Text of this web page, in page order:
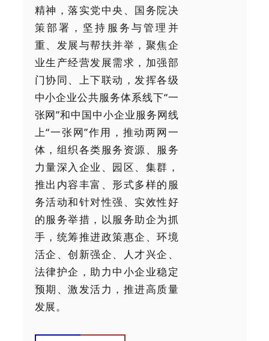
精神，落实党中央、国务院决
策部署，坚持服务与管理并
重、发展与帮扶并举，聚焦企
业生产经营发展需求，加强部
门协同、上下联动，发挥各级
中小企业公共服务体系线下“一
张网”和中国中小企业服务网线
上“一张网”作用，推动两网一
体，组织各类服务资源、服务
力量深入企业、园区、集群，
推出内容丰富、形式多样的服
务活动和针对性强、实效性好
的服务举措，以服务助企为抓
手，统筹推进政策惠企、环境
活企、创新强企、人才兴企、
法律护企，助力中小企业稳定
预期、激发活力，推进高质量
发展。